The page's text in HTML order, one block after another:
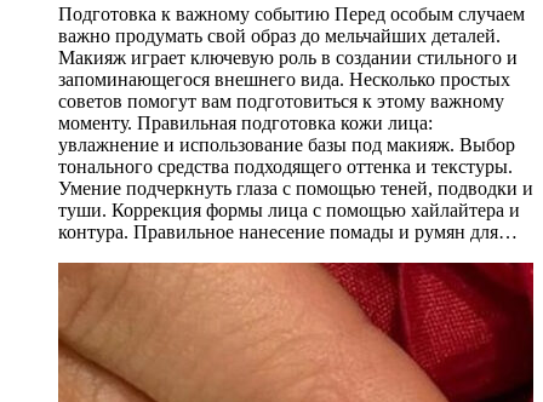
Подготовка к важному событию Перед особым случаем
важно продумать свой образ до мельчайших деталей.
Макияж играет ключевую роль в создании стильного и
запоминающегося внешнего вида. Несколько простых
советов помогут вам подготовиться к этому важному
моменту. Правильная подготовка кожи лица:
увлажнение и использование базы под макияж. Выбор
тонального средства подходящего оттенка и текстуры.
Умение подчеркнуть глаза с помощью теней, подводки и
туши. Коррекция формы лица с помощью хайлайтера и
контура. Правильное нанесение помады и румян для…